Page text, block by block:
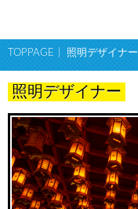
TOPPAGE 照明デザイナー
照明デザイナー